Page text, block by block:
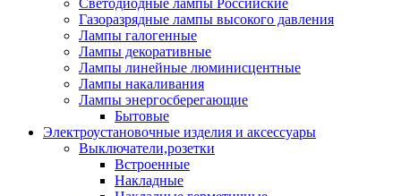
Светодиодные лампы Российские
Газоразрядные лампы высокого давления
Лампы галогенные
Лампы декоративные
Лампы линейные люминисцентные
Лампы накаливания
Лампы энергосберегающие
Бытовые
Электроустановочные изделия и аксессуары
Выключатели,розетки
Встроенные
Накладные